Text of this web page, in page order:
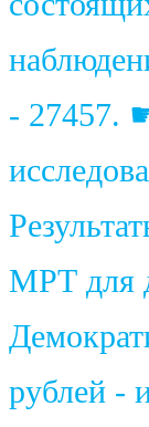
- 27457.
МРТ для
рублей -